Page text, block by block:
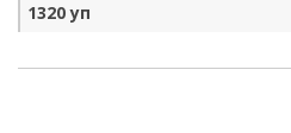
1320 уп